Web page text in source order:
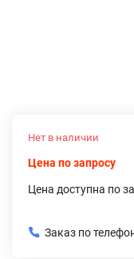
Нет в наличии
Цена по запросу
Цена доступна по
Заказ по